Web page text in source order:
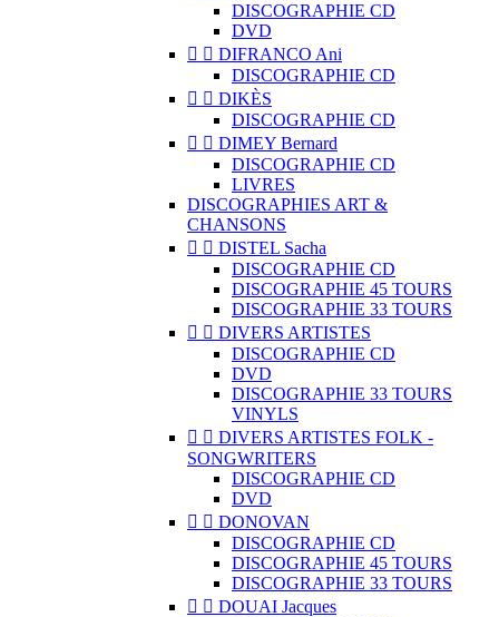
DISCOGRAPHIE CD
DVD
  DIFRANCO Ani
DISCOGRAPHIE CD
  DIKÈS
DISCOGRAPHIE CD
  DIMEY Bernard
DISCOGRAPHIE CD
LIVRES
DISCOGRAPHIES ART &
CHANSONS
  DISTEL Sacha
DISCOGRAPHIE CD
DISCOGRAPHIE 45 TOURS
DISCOGRAPHIE 33 TOURS
  DIVERS ARTISTES
DISCOGRAPHIE CD
DVD
DISCOGRAPHIE 33 TOURS
VINYLS
  DIVERS ARTISTES FOLK -
SONGWRITERS
DISCOGRAPHIE CD
DVD
  DONOVAN
DISCOGRAPHIE CD
DISCOGRAPHIE 45 TOURS
DISCOGRAPHIE 33 TOURS
  DOUAI Jacques